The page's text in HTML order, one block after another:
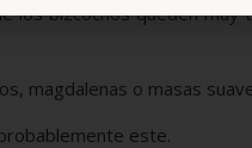
los bizcochos queden muy
magdalenas o masas
este.